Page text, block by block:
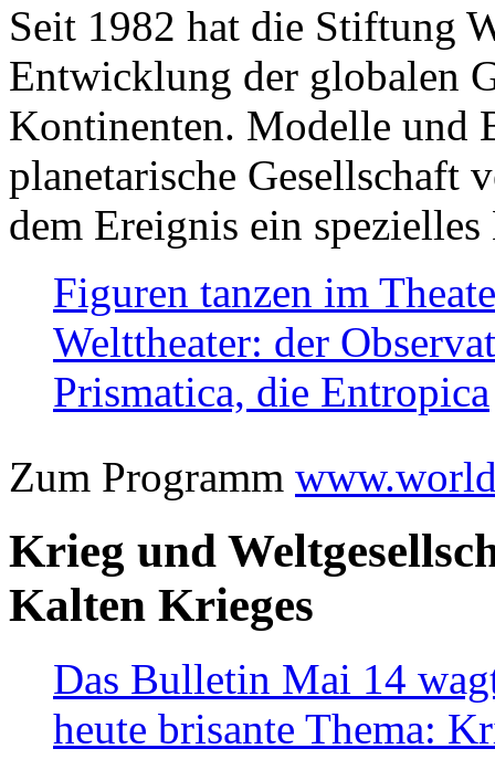
Seit 1982 hat die Stiftung
Entwicklung der globalen
Kontinenten. Modelle und
planetarische Gesellschaft
dem Ereignis ein
Figuren tanzen im
Welttheater: der
Prismatica, die Entropica
Zum Programm
Krieg und
Kalten Krieges
Das Bulletin Mai 14
heute brisante Thema: